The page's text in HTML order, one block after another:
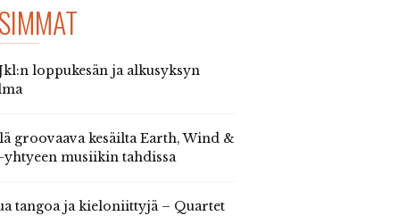
loppukesän ja alkusyksyn
groovaava kesäilta Earth, Wind &
yhtyeen musiikin tahdissa
tangoa ja kieloniittyjä – Quartet